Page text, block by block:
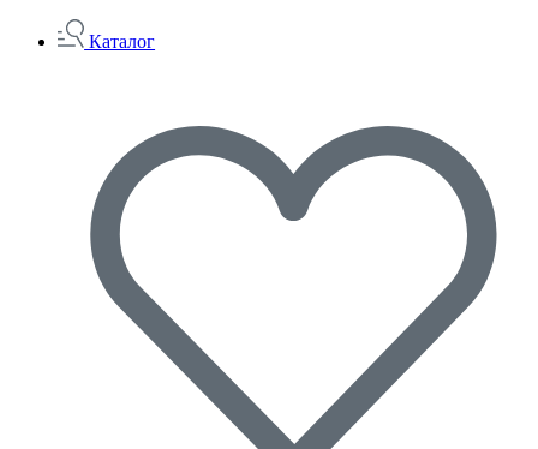
Каталог